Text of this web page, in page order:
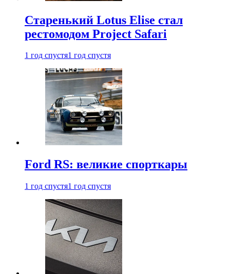
Старенький Lotus Elise стал
рестомодом Project Safari
1 год спустя1 год спустя
Ford RS: великие спорткары
1 год спустя1 год спустя